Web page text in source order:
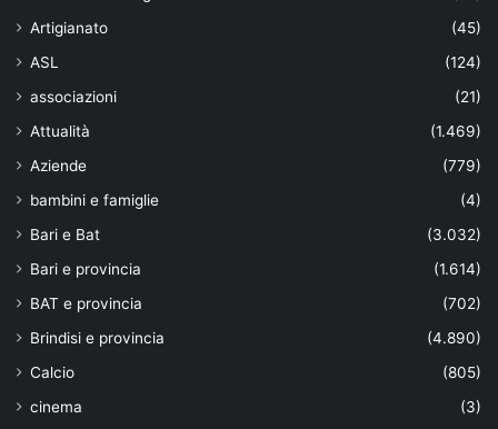
Artigianato
(45)
ASL
(124)
associazioni
(21)
Attualità
(1.469)
Aziende
(779)
bambini e famiglie
(4)
Bari e Bat
(3.032)
Bari e provincia
(1.614)
BAT e provincia
(702)
Brindisi e provincia
(4.890)
Calcio
(805)
cinema
(3)